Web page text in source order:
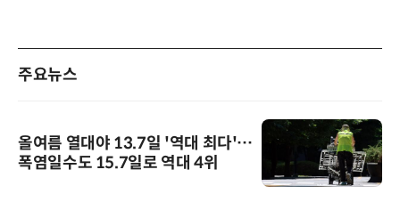
주요뉴스
올여름 열대야 13.7일 '역대 최다'…
폭염일수도 15.7일로 역대 4위